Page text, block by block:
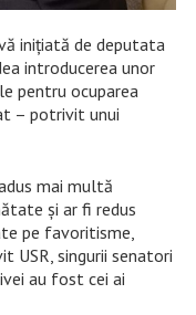
inițiată de deputata
introducerea unor
pentru ocuparea
– potrivit unui
mai multă
și ar fi redus
pe favoritisme,
USR, singurii senatori
au fost cei ai